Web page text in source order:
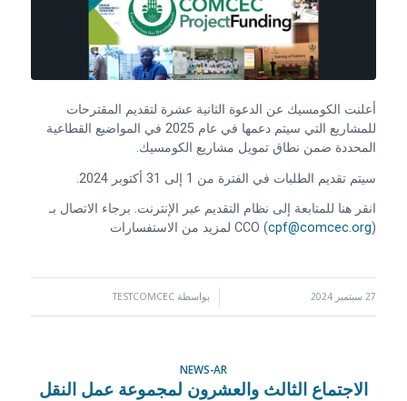
أعلنت الكومسيك عن الدعوة الثانية عشرة لتقديم المقترحات
للمشاريع التي سيتم دعمها في عام 2025 في المواضيع القطاعية
المحددة ضمن نطاق تمويل مشاريع الكومسيك.
سيتم تقديم الطلبات في الفترة من 1 إلى 31 أكتوبر 2024.
انقر هنا للمتابعة إلى نظام التقديم عبر الإنترنت. برجاء الاتصال بـ
CCO (cpf@comcec.org) لمزيد من الاستفسارات
27 سبتمبر 2024 بواسطة TESTCOMCEC
NEWS-AR
الاجتماع الثالث والعشرون لمجموعة عمل النقل